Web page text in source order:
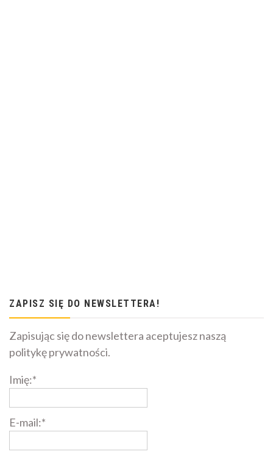
ZAPISZ SIĘ DO NEWSLETTERA!
Zapisując się do newslettera aceptujesz naszą
politykę prywatności.
Imię:*
E-mail:*